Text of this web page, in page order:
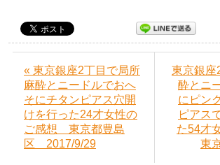
« 東京銀座2丁目で局所
麻酔とニードルでおへ
そにチタンピアス穴開
けを行った24才女性の
ご感想 東京都豊島
区 2017/9/29
東京銀座
酔とニ
にピン
ピアス
た54才
東